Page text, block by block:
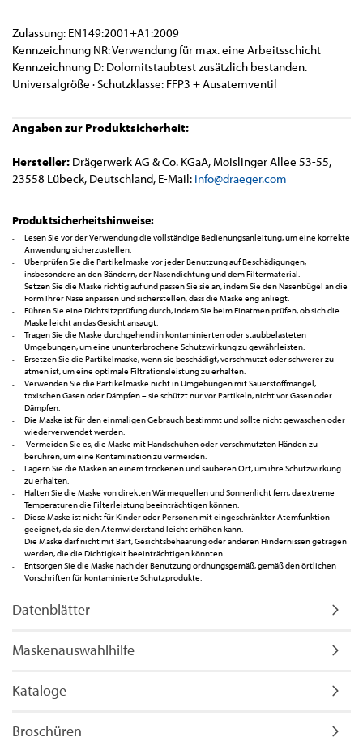
Zulassung: EN149:2001+A1:2009
Kennzeichnung NR: Verwendung für max. eine Arbeitsschicht
Kennzeichnung D: Dolomitstaubtest zusätzlich bestanden.
Universalgröße · Schutzklasse: FFP3 + Ausatemventil
Angaben zur Produktsicherheit:
Hersteller: Drägerwerk AG & Co. KGaA, Moislinger Allee 53-55,
23558 Lübeck, Deutschland, E-Mail: info@draeger.com
Produktsicherheitshinweise:
Lesen Sie vor der Verwendung die vollständige Bedienungsanleitung, um eine korrekte
Anwendung sicherzustellen.
Überprüfen Sie die Partikelmaske vor jeder Benutzung auf Beschädigungen,
insbesondere an den Bändern, der Nasendichtung und dem Filtermaterial.
Setzen Sie die Maske richtig auf und passen Sie sie an, indem Sie den Nasenbügel an die
Form Ihrer Nase anpassen und sicherstellen, dass die Maske eng anliegt.
Führen Sie eine Dichtsitzprüfung durch, indem Sie beim Einatmen prüfen, ob sich die
Maske leicht an das Gesicht ansaugt.
Tragen Sie die Maske durchgehend in kontaminierten oder staubbelasteten
Umgebungen, um eine ununterbrochene Schutzwirkung zu gewährleisten.
Ersetzen Sie die Partikelmaske, wenn sie beschädigt, verschmutzt oder schwerer zu
atmen ist, um eine optimale Filtrationsleistung zu erhalten.
Verwenden Sie die Partikelmaske nicht in Umgebungen mit Sauerstoffmangel,
toxischen Gasen oder Dämpfen – sie schützt nur vor Partikeln, nicht vor Gasen oder
Dämpfen.
Die Maske ist für den einmaligen Gebrauch bestimmt und sollte nicht gewaschen oder
wiederverwendet werden.
Vermeiden Sie es, die Maske mit Handschuhen oder verschmutzten Händen zu
berühren, um eine Kontamination zu vermeiden.
Lagern Sie die Masken an einem trockenen und sauberen Ort, um ihre Schutzwirkung
zu erhalten.
Halten Sie die Maske von direkten Wärmequellen und Sonnenlicht fern, da extreme
Temperaturen die Filterleistung beeinträchtigen können.
Diese Maske ist nicht für Kinder oder Personen mit eingeschränkter Atemfunktion
geeignet, da sie den Atemwiderstand leicht erhöhen kann.
Die Maske darf nicht mit Bart, Gesichtsbehaarung oder anderen Hindernissen getragen
werden, die die Dichtigkeit beeinträchtigen könnten.
Entsorgen Sie die Maske nach der Benutzung ordnungsgemäß, gemäß den örtlichen
Vorschriften für kontaminierte Schutzprodukte.
Datenblätter
Maskenauswahlhilfe
Kataloge
Broschüren